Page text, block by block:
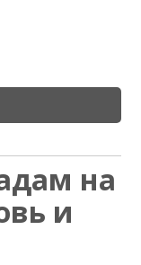
на
и